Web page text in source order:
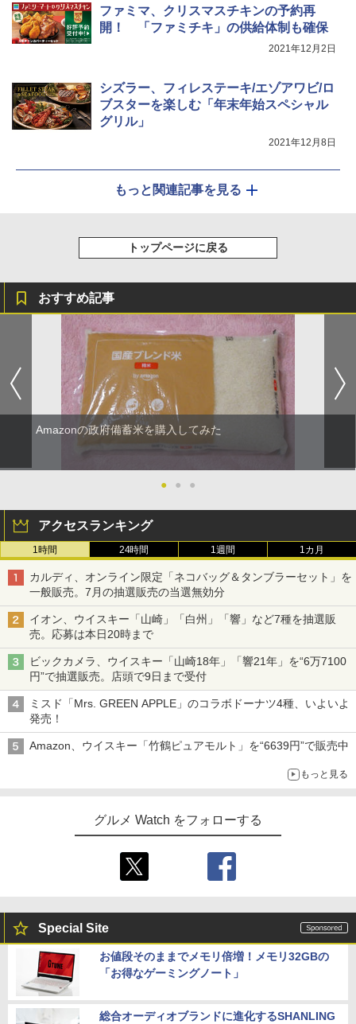
AX-XJ1-B ブラック 30L 2段調理 コンベ
クション トースト機能
ファミマ、クリスマスチキンの予約再
開！ 「ファミチキ」の供給体制も確保
2021年12月2日
シズラー、フィレステーキ/エゾアワビ/ロ
ブスターを楽しむ「年末年始スペシャル
グリル」
2021年12月8日
もっと関連記事を見る
トップページに戻る
おすすめ記事
Amazonの政府備蓄米を購入してみた
● ● ●
アクセスランキング
1時間 24時間 1週間 1カ月
カルディ、オンライン限定「ネコバッグ＆タンブラーセット」を
一般販売。7月の抽選販売の当選無効分
イオン、ウイスキー「山崎」「白州」「響」など7種を抽選販
売。応募は本日20時まで
ビックカメラ、ウイスキー「山崎18年」「響21年」を“6万7100
円”で抽選販売。店頭で9日まで受付
ミスド「Mrs. GREEN APPLE」のコラボドーナツ4種、いよいよ
発売！
Amazon、ウイスキー「竹鶴ピュアモルト」を“6639円”で販売中
もっと見る
グルメ Watch をフォローする
Special Site
お値段そのままでメモリ倍増！メモリ32GBの
「お得なゲーミングノート」
総合オーディオブランドに進化するSHANLING